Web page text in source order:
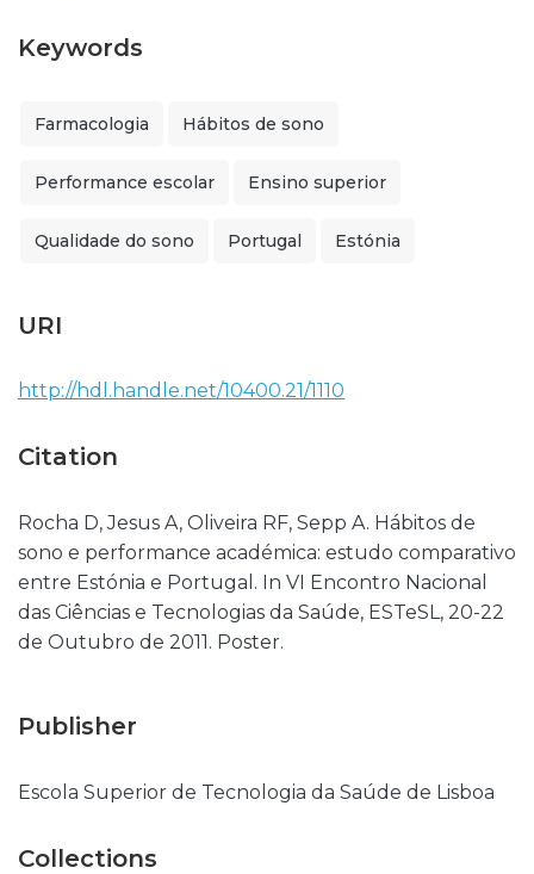
Keywords
Farmacologia Hábitos de sono
Performance escolar Ensino superior
Qualidade do sono Portugal Estónia
URI
http://hdl.handle.net/10400.21/1110
Citation
Rocha D, Jesus A, Oliveira RF, Sepp A. Hábitos de
sono e performance académica: estudo comparativo
entre Estónia e Portugal. In VI Encontro Nacional
das Ciências e Tecnologias da Saúde, ESTeSL, 20-22
de Outubro de 2011. Poster.
Publisher
Escola Superior de Tecnologia da Saúde de Lisboa
Collections